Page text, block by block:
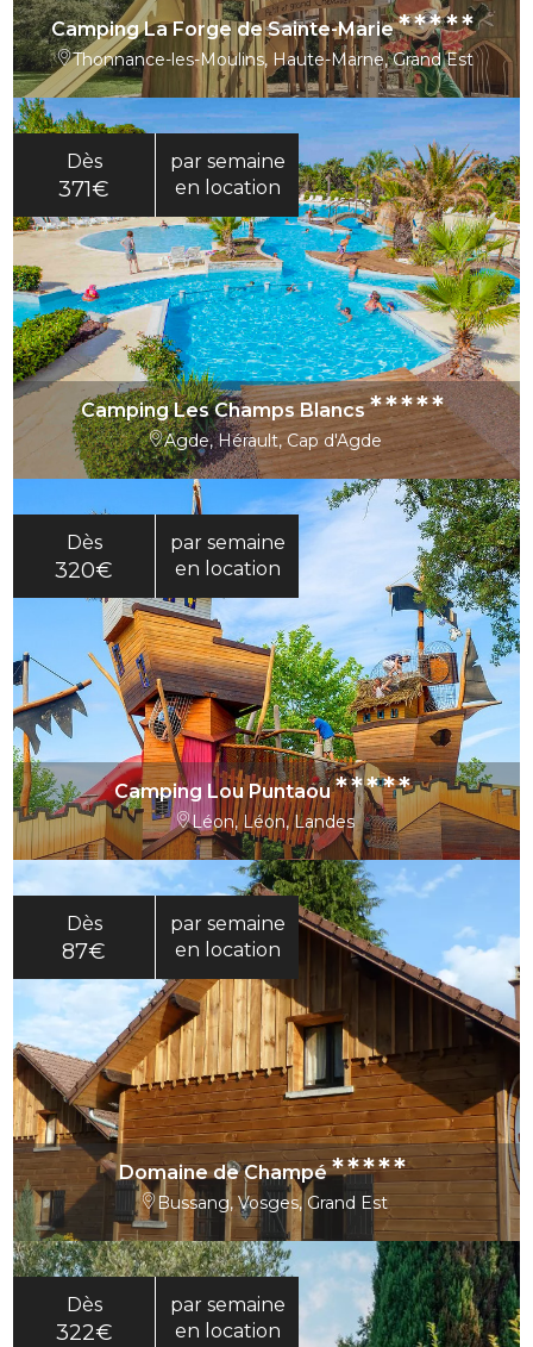
Camping La Forge de Sainte-Marie*****
Thonnance-les-Moulins, Haute-Marne, Grand Est
Dès
371€
par semaine
en location
Camping Les Champs Blancs*****
Agde, Hérault, Cap d'Agde
Dès
320€
par semaine
en location
Camping Lou Puntaou*****
Léon, Léon, Landes
Dès
87€
par semaine
en location
Domaine de Champé*****
Bussang, Vosges, Grand Est
Dès
322€
par semaine
en location